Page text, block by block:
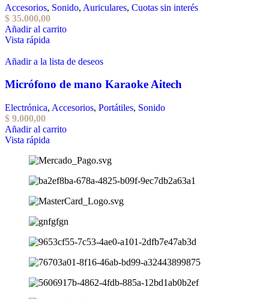
Accesorios, Sonido, Auriculares, Cuotas sin interés
$ 35.000,00
Añadir al carrito
Vista rápida
Añadir a la lista de deseos
Micrófono de mano Karaoke Aitech
Electrónica, Accesorios, Portátiles, Sonido
$ 9.000,00
Añadir al carrito
Vista rápida